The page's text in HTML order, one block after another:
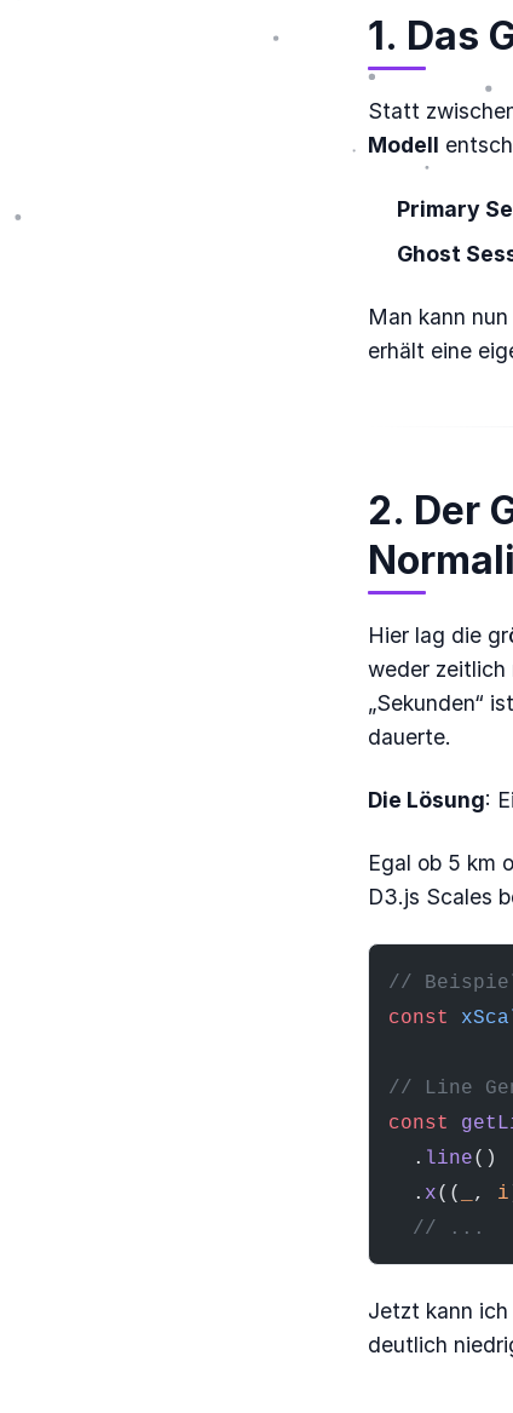
1. Das
Statt
Modell
Primary
Ghost
Man kann
erhält eine
2. Der
Hier lag die
weder zeitlich
„Sekunden“
dauerte.
Die Lösung:
Egal ob 5 km
D3.js Scales
//
const
// Line
const
  .
line()
  .
x(( , i
  // ...
Jetzt kann ich
deutlich